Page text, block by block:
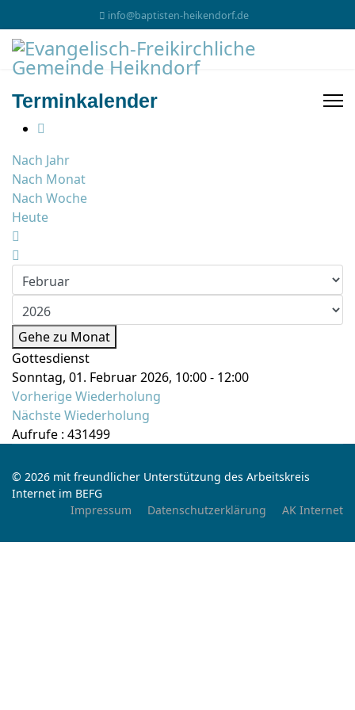
info@baptisten-heikendorf.de
Terminkalender
Nach Jahr
Nach Monat
Nach Woche
Heute
Gehe zu Monat
Gottesdienst
Sonntag, 01. Februar 2026, 10:00 - 12:00
Vorherige Wiederholung
Nächste Wiederholung
Aufrufe : 431499
© 2026 mit freundlicher Unterstützung des Arbeitskreis
Internet im BEFG
Impressum
Datenschutzerklärung AK Internet